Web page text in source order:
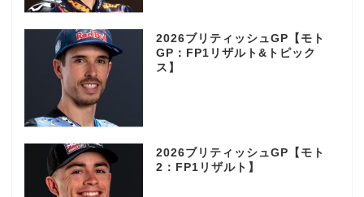
2026ブリティッシュGP【モト
GP：FP1リザルト&トピック
ス】
2026ブリティッシュGP【モト
2：FP1リザルト】